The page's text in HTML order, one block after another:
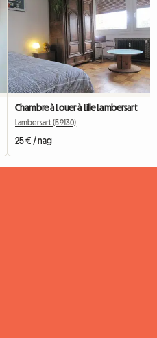
Chambre à Louer à Lille Lambersart
Lambersart (59130)
25 € / nag